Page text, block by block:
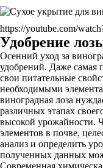
https://youtube.com/
Удобрение
Осенний уход за
удобрений. Даже самая
свои питательные
необходимыми
виноградная лоза
различных этапах
высокой урожайности.
элементов в почве,
анализ и определить
полученных данных
Современная